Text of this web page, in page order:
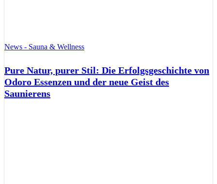
News - Sauna & Wellness
Pure Natur, purer Stil: Die Erfolgsgeschichte von
Odoro Essenzen und der neue Geist des
Saunierens